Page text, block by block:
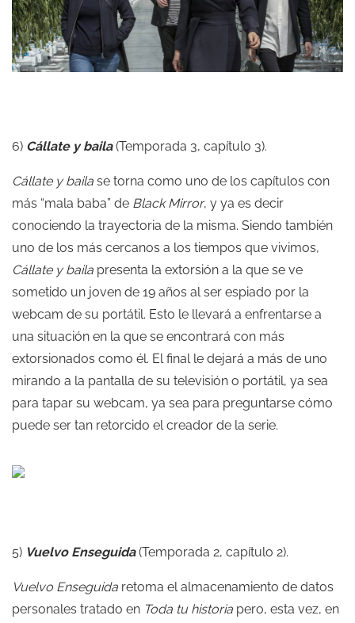
6) Cállate y baila (Temporada 3, capítulo 3).
Cállate y baila se torna como uno de los capítulos con
más “mala baba” de Black Mirror, y ya es decir
conociendo la trayectoria de la misma. Siendo también
uno de los más cercanos a los tiempos que vivimos,
Cállate y baila presenta la extorsión a la que se ve
sometido un joven de 19 años al ser espiado por la
webcam de su portátil. Esto le llevará a enfrentarse a
una situación en la que se encontrará con más
extorsionados como él. El final le dejará a más de uno
mirando a la pantalla de su televisión o portátil, ya sea
para tapar su webcam, ya sea para preguntarse cómo
puede ser tan retorcido el creador de la serie.
5) Vuelvo Enseguida(Temporada 2, capítulo 2).
Vuelvo Enseguida retoma el almacenamiento de datos
personales tratado en Toda tu historia pero, esta vez, en